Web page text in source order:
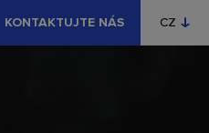
KONTAKTUJTE NÁS CZ